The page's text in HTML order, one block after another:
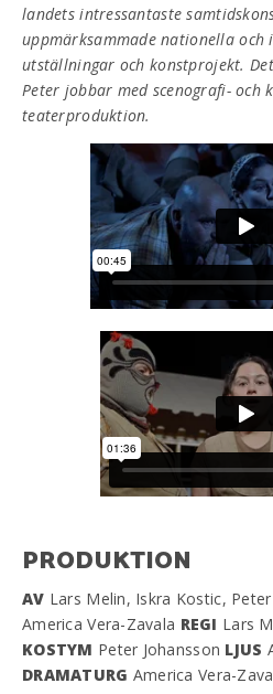
landets intressantaste
uppmärksammade nationella
utställningar och konstprojekt.
Peter jobbar med scenografi- och
teaterproduktion.
PRODUKTION
AV Lars Melin, Iskra Kostic,
America Vera-Zavala REGI Lars
KOSTYM Peter Johansson LJUS
DRAMATURG America Vera-